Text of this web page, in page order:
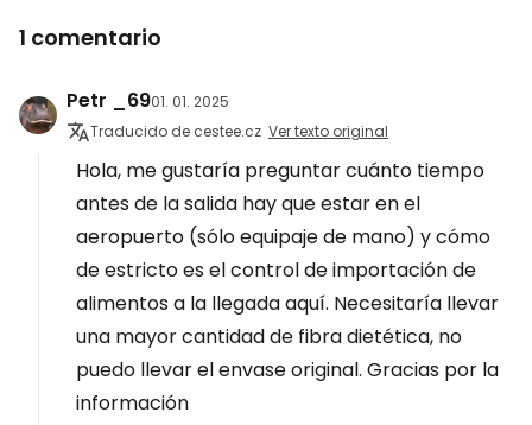
1 comentario
Petr _6901. 01. 2025
Traducido de cestee.cz Ver texto original
Hola, me gustaría preguntar cuánto tiempo
antes de la salida hay que estar en el
aeropuerto (sólo equipaje de mano) y cómo
de estricto es el control de importación de
alimentos a la llegada aquí. Necesitaría llevar
una mayor cantidad de fibra dietética, no
puedo llevar el envase original. Gracias por la
información